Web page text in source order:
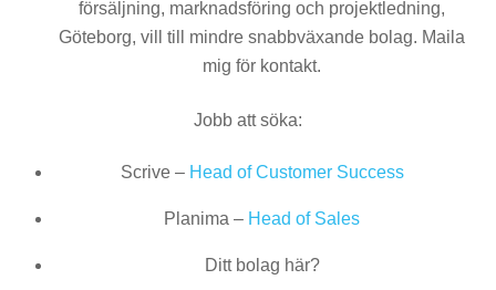
försäljning, marknadsföring och projektledning,
Göteborg, vill till mindre snabbväxande bolag. Maila
mig för kontakt.
Jobb att söka:
Scrive – Head of Customer Success
Planima – Head of Sales
Ditt bolag här?